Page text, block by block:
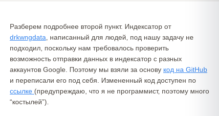
Разберем подробнее второй пункт. Индексатор от
drkwngdata, написанный для людей, под нашу задачу не
подходил, поскольку нам требовалось проверить
возможность отправки данных в индексатор с разных
аккаунтов Google. Поэтому мы взяли за основу код на GitHub
и переписали его под себя. Измененный код доступен по
ссылке (предупреждаю, что я не программист, поэтому много
“костылей”).